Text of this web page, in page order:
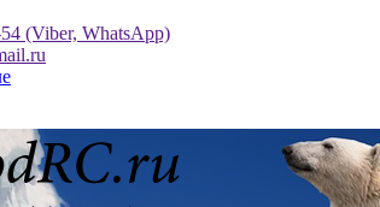
(Viber, WhatsApp)